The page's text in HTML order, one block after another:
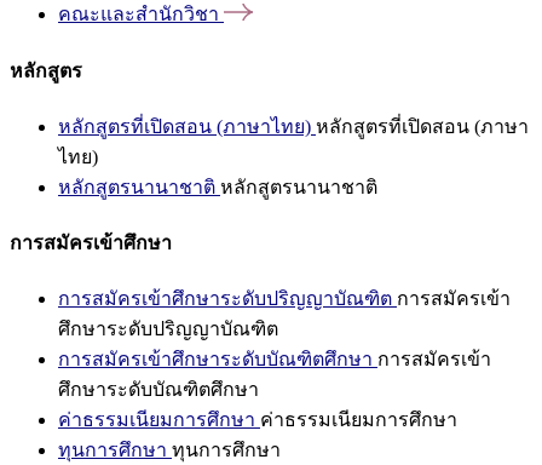
คณะและสำนักวิชา
หลักสูตร
หลักสูตรที่เปิดสอน (ภาษาไทย) หลักสูตรที่เปิดสอน (ภาษา
ไทย)
หลักสูตรนานาชาติ หลักสูตรนานาชาติ
การสมัครเข้าศึกษา
การสมัครเข้าศึกษาระดับปริญญาบัณฑิต การสมัครเข้า
ศึกษาระดับปริญญาบัณฑิต
การสมัครเข้าศึกษาระดับบัณฑิตศึกษา การสมัครเข้า
ศึกษาระดับบัณฑิตศึกษา
ค่าธรรมเนียมการศึกษา ค่าธรรมเนียมการศึกษา
ทุนการศึกษา ทุนการศึกษา